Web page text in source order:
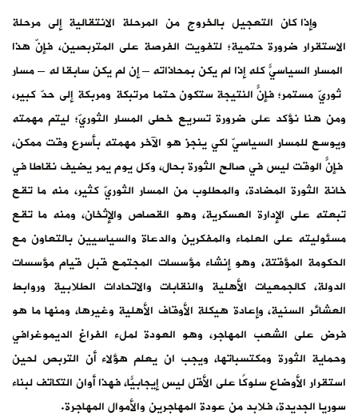
وإذا كان التعجيل بالخروج من المرحلة الانتقالية إلى مرحلة
الاستقرار ضرورة حتمية؛ لتفويت الفرصة على المتربصين، فإنّ هذا
المسار السياسيّ كله إذا لم يكن بمحاذاته – إن لم يكن سابقًا له – مسار
ثوريّ مستمر؛ فإنّ النتيجة ستكون حتمًا مرتبكة ومربكة إلى حدّ كبير،
ومن هنا نؤكد على ضرورة تسريع خطى المسار الثوريّ؛ ليتم مهمته
ويوسع للمسار السياسيّ لكي ينجز هو الآخر مهمته بأسرع وقت ممكن،
فإنّ الوقت ليس في صالح الثورة بحال، وكل يوم يمر يضيف نقاطًا في
خانة الثورة المضادة، والمطلوب من المسار الثوريّ كثير، منه ما تقع
تبعته على الإدارة العسكرية، وهو القصاص والإثخان، ومنه ما تقع
مسئوليته على العلماء والمفكرين والدعاة والسياسيين بالتعاون مع
الحكومة المؤقتة، وهو إنشاء مؤسسات المجتمع قبل قيام مؤسسات
الدولة، كالجمعيات الأهلية والنقابات والاتحادات الطلابية وروابط
العشائر السنية، وإعادة هيكلة الأوقاف الأهلية وغيرها، ومنها ما هو
فرض على الشعب المهاجر، وهو العودة لملء الفراغ الديموغرافي
وحماية الثورة ومكتسباتها، ويجب ان يعلم هؤلاء أن التربص لحين
استقرار الأوضاع سلوكًا على الأقل ليس إيجابيًّا، فهذا أوان التكاتف لبناء
سوريا الجديدة، فلابد من عودة المهاجرين والأموال المهاجرة.